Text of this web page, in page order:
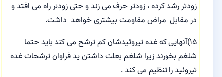
زودتر رشد کرده ، زودتر حرف می زند و حتی زودتر راه می افتد و
در مقابل امراض مقاومت بیشتری خواهد داشت.
۱۵)آنهایی که غده تیروئیدشان کم ترشح می کند باید حتما
شلغم بخورند زیرا شلغم بعلت داشتن ید فراوان ترشحات غده
تیروئید را تنظیم می کند .